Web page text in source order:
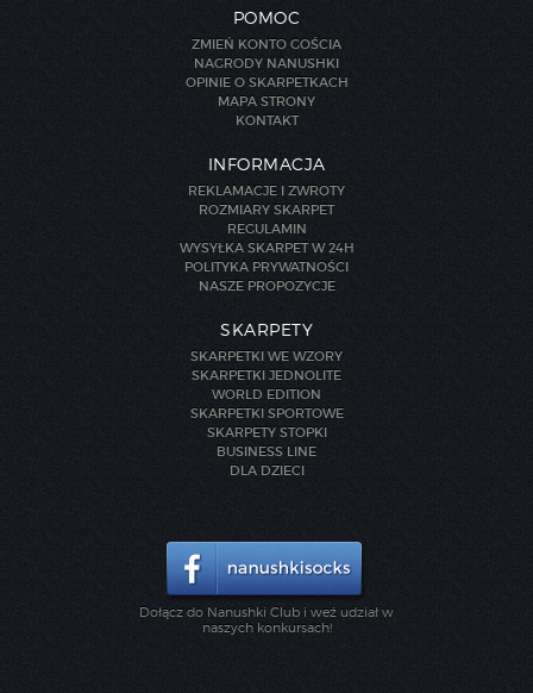
POMOC
ZMIEŃ KONTO GOŚCIA
NAGRODY NANUSHKI
OPINIE O SKARPETKACH
MAPA STRONY
KONTAKT
INFORMACJA
REKLAMACJE I ZWROTY
ROZMIARY SKARPET
REGULAMIN
WYSYŁKA SKARPET W 24H
POLITYKA PRYWATNOŚCI
NASZE PROPOZYCJE
SKARPETY
SKARPETKI WE WZORY
SKARPETKI JEDNOLITE
WORLD EDITION
SKARPETKI SPORTOWE
SKARPETY STOPKI
BUSINESS LINE
DLA DZIECI
Dołącz do Nanushki Club i weź udział w
naszych konkursach!